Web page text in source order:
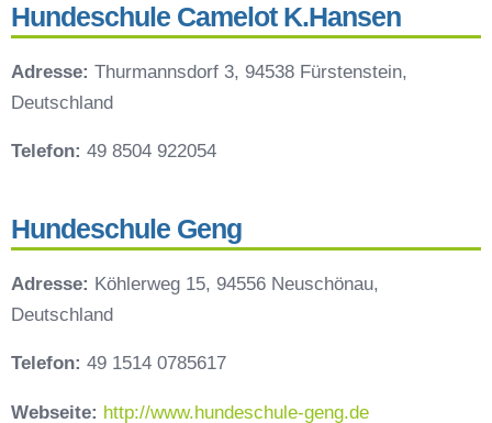
Hundeschule Camelot K.Hansen
Adresse: Thurmannsdorf 3, 94538 Fürstenstein,
Deutschland
Telefon: 49 8504 922054
Hundeschule Geng
Adresse: Köhlerweg 15, 94556 Neuschönau,
Deutschland
Telefon: 49 1514 0785617
Webseite: http://www.hundeschule-geng.de